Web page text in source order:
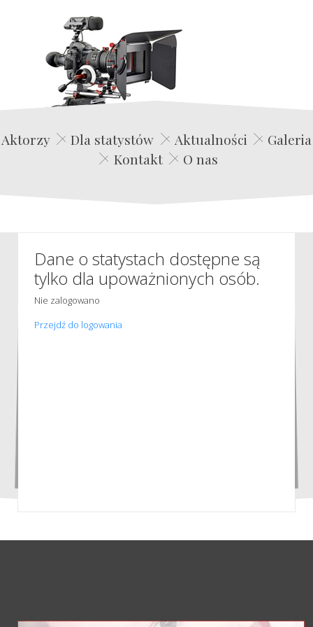
Edwin Film Agencja Aktorska
Aktorzy Dla statystów Aktualności
Galeria
Kontakt
O nas
Dane o statystach dostępne są
tylko dla upoważnionych osób.
Nie zalogowano
Przejdź do logowania